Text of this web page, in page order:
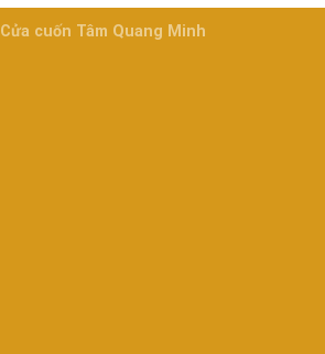
Cửa cuốn Tâm Quang Minh